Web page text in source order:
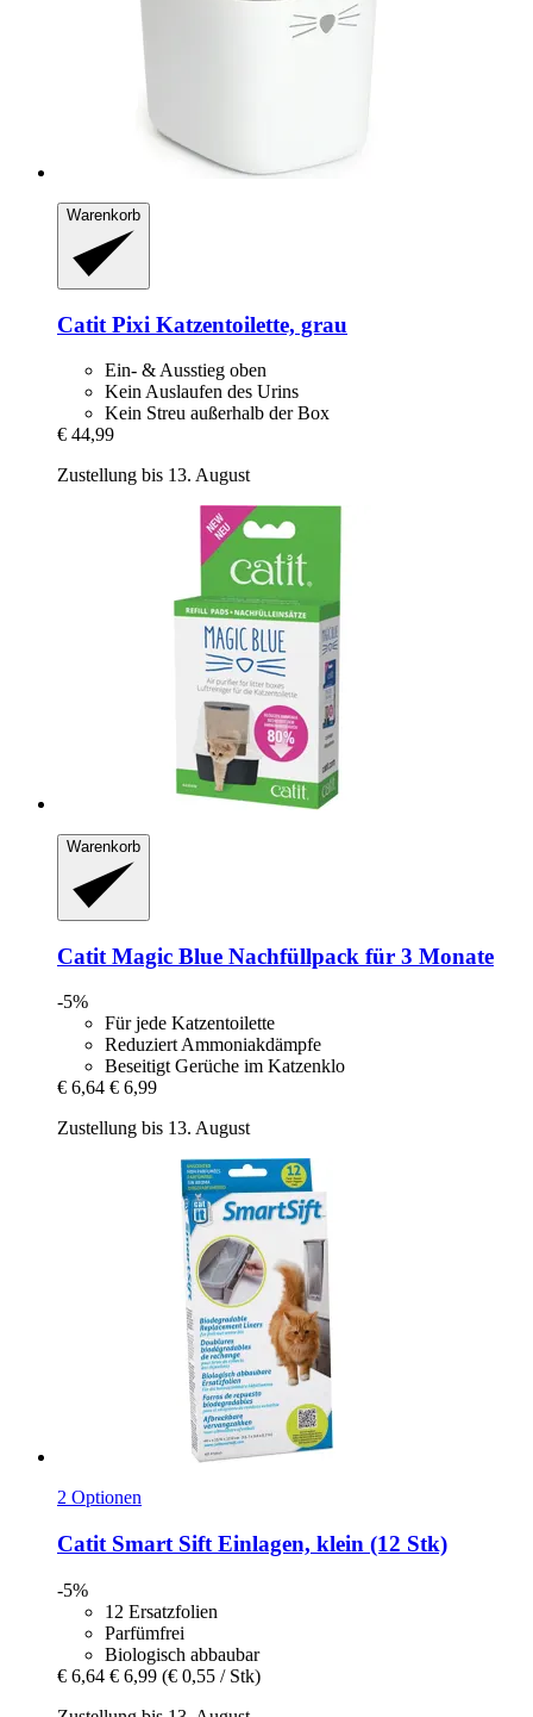
Warenkorb
Catit Pixi Katzentoilette, grau
Ein- & Ausstieg oben
Kein Auslaufen des Urins
Kein Streu außerhalb der Box
€ 44,99
Zustellung bis 13. August
Warenkorb
Catit Magic Blue Nachfüllpack für 3 Monate
-5%
Für jede Katzentoilette
Reduziert Ammoniakdämpfe
Beseitigt Gerüche im Katzenklo
€ 6,64 € 6,99
Zustellung bis 13. August
2 Optionen
Catit Smart Sift Einlagen, klein (12 Stk)
-5%
12 Ersatzfolien
Parfümfrei
Biologisch abbaubar
€ 6,64 € 6,99 (€ 0,55 / Stk)